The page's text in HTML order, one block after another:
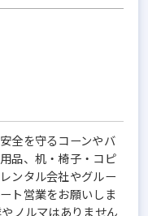
全を守るコーンやバ
品、机・椅子・コピ
ンタル会社やグルー
ト営業をお願いしま
ノルマはありません